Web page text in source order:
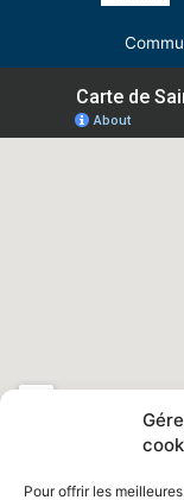
Pour offrir les